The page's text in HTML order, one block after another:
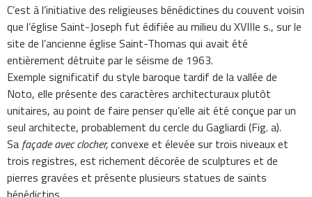
C’est à l’initiative des religieuses bénédictines du couvent voisin
que l’église Saint-Joseph fut édifiée au milieu du XVIIIe s., sur le
site de l’ancienne église Saint-Thomas qui avait été
entièrement détruite par le séisme de 1963.
Exemple significatif du style baroque tardif de la vallée de
Noto, elle présente des caractères architecturaux plutôt
unitaires, au point de faire penser qu’elle ait été conçue par un
seul architecte, probablement du cercle du Gagliardi (Fig. a).
Sa façade avec clocher,convexe et élevée sur trois niveaux et
trois registres, est richement décorée de sculptures et de
pierres gravées et présente plusieurs statues de saints